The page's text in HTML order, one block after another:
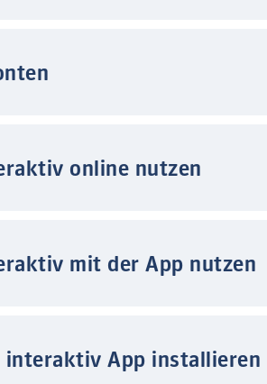
online nutzen
mit der App nutzen
interaktiv App installieren